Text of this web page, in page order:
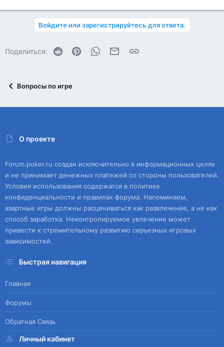
Войдите или зарегистрируйтесь для ответа.
Поделиться: Reddit PinterestWhatsAppЭлектронная почта
Ссылка
Вопросы по игре
О проекте
Forum.poker.ru создан исключительно в информационных целях
и не принимает денежных платежей со стороны пользователей.
Условия использования содержатся в политике
конфиденциальности и правилах форума. Напоминаем,
азартные игры должны расцениваться как развлечение, а не как
способ заработка. Неконтролируемое увлечение может
привести к стремительному развитию серьезных игровых
зависимостей.
Быстрая навигация
Главная
Форумы
Обратная Связь
Личный кабинет